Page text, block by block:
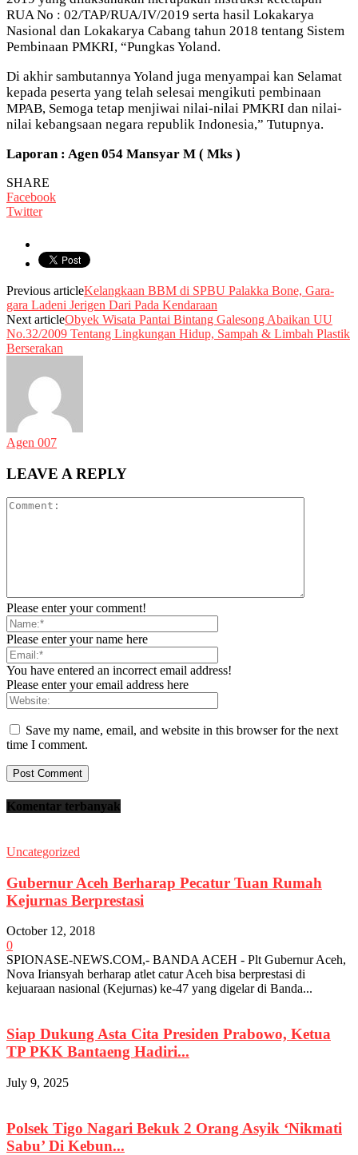
RUA No : 02/TAP/RUA/IV/2019 serta hasil Lokakarya
Nasional dan Lokakarya Cabang tahun 2018 tentang Sistem
Pembinaan PMKRI, “Pungkas Yoland.
Di akhir sambutannya Yoland juga menyampai kan Selamat
kepada peserta yang telah selesai mengikuti pembinaan
MPAB, Semoga tetap menjiwai nilai-nilai PMKRI dan nilai-
nilai kebangsaan negara republik Indonesia,” Tutupnya.
Laporan : Agen 054 Mansyar M ( Mks )
SHARE
Facebook
Twitter
Previous articleKelangkaan BBM di SPBU Palakka Bone, Gara-
gara Ladeni Jerigen Dari Pada Kendaraan
Next articleObyek Wisata Pantai Bintang Galesong Abaikan UU
No.32/2009 Tentang Lingkungan Hidup, Sampah & Limbah Plastik
Berserakan
Agen 007
LEAVE A REPLY
Please enter your comment!
Please enter your name here
You have entered an incorrect email address!
Please enter your email address here
Save my name, email, and website in this browser for the next
time I comment.
Komentar terbanyak
Uncategorized
Gubernur Aceh Berharap Pecatur Tuan Rumah
Kejurnas Berprestasi
October 12, 2018
0
SPIONASE-NEWS.COM,- BANDA ACEH - Plt Gubernur Aceh,
Nova Iriansyah berharap atlet catur Aceh bisa berprestasi di
kejuaraan nasional (Kejurnas) ke-47 yang digelar di Banda...
Siap Dukung Asta Cita Presiden Prabowo, Ketua
TP PKK Bantaeng Hadiri...
July 9, 2025
Polsek Tigo Nagari Bekuk 2 Orang Asyik ‘Nikmati
Sabu’ Di Kebun...